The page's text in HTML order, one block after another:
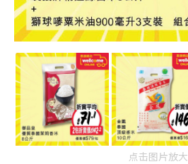
点击图片放大